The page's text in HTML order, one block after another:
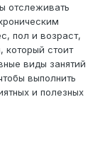
отслеживать
пол и возраст,
который стоит
виды занятий
выполнить
и полезных